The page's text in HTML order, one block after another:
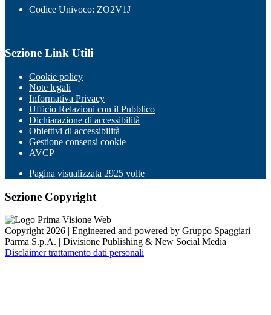
Codice Univoco: ZO2V1J
Sezione Link Utili
Cookie policy
Note legali
Informativa Privacy
Ufficio Relazioni con il Pubblico
Dichiarazione di accessibilità
Obiettivi di accessibilità
Gestione consensi cookie
AVCP
Pagina visualizzata 2925 volte
Sezione Copyright
Copyright 2026 | Engineered and powered by Gruppo Spaggiari
Parma S.p.A. | Divisione Publishing & New Social Media
Disclaimer trattamento dati personali